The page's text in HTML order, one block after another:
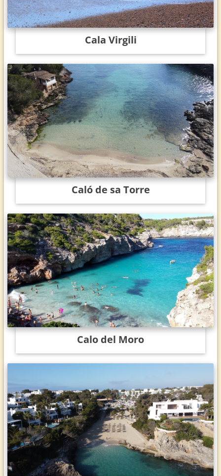
Cala Virgili
Caló de sa Torre
Calo del Moro